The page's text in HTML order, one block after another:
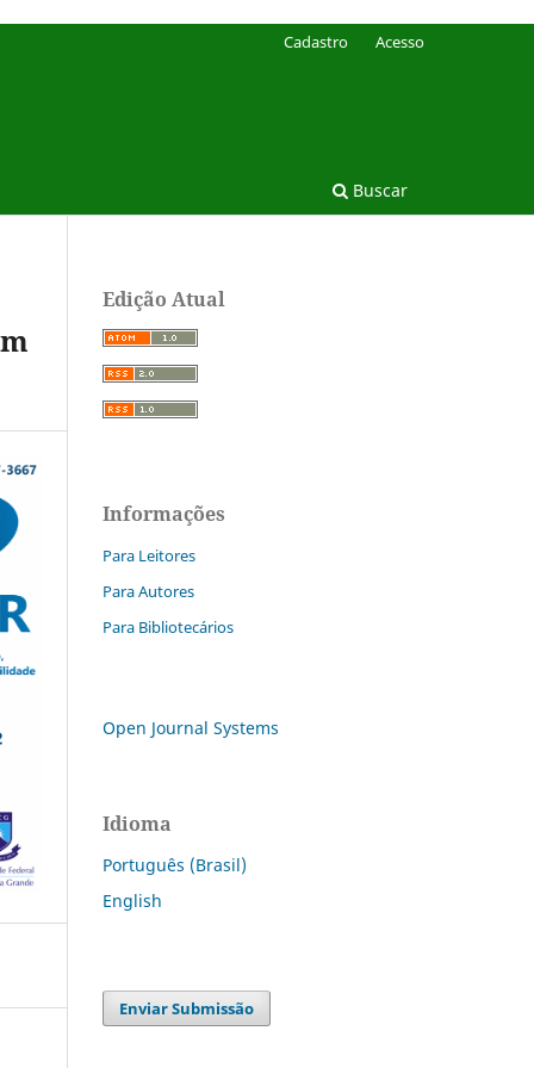
Buscar
Cadastro Acesso
Edição Atual
Informações
Para Leitores
Para Autores
Para Bibliotecários
Open Journal Systems
Idioma
Português (Brasil)
English
Enviar Submissão